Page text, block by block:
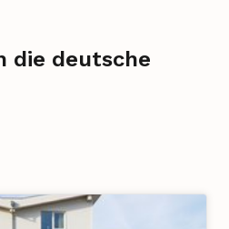
die deutsche